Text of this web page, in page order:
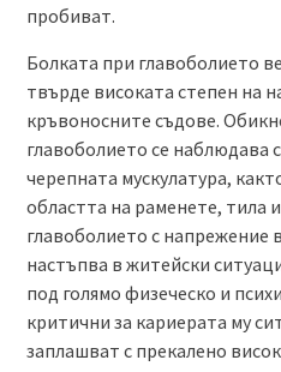
пробиват.
Болката при главоболието
твърде високата степен на
кръвоносните съдове.
главоболието се наблюдава
черепната мускулатура,
областта на раменете, тила
главоболието с напрежение
настъпва в житейски
под голямо физеческо и
критични за кариерата му
заплашват с прекалено